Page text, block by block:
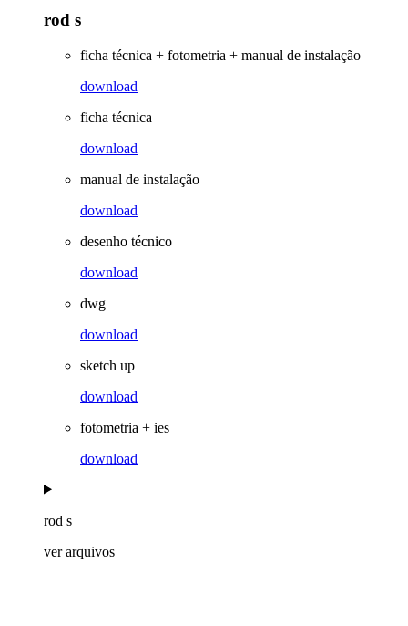
rod s
ficha técnica + fotometria + manual de instalação
download
ficha técnica
download
manual de instalação
download
desenho técnico
download
dwg
download
sketch up
download
fotometria + ies
download
rod s
ver arquivos